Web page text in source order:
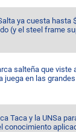
ya cuesta hasta
(y el steel frame
salteña que viste
juega en las
Taca y la UNSa
conocimiento